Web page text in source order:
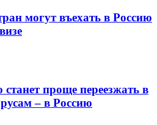
могут въехать в Россию
станет проще переезжать в
– в Россию